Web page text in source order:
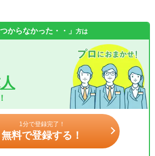
からなかった・・」 方は
1分で登録完了！
無料で登録する！